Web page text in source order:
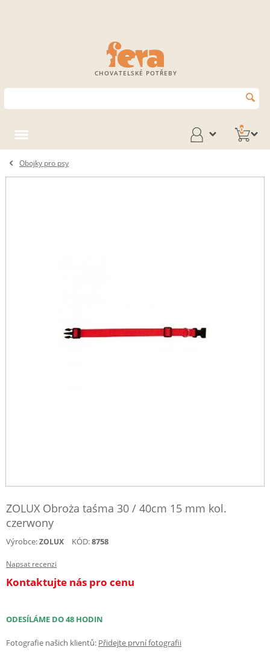
CHOVATELSKÉ POTŘEBY
0
Obojky pro psy
ZOLUX Obroża taśma 30 / 40cm 15 mm kol.
czerwony
Výrobce:ZOLUX KÓD:8758
Napsat recenzi
Kontaktujte nás pro cenu
ODESÍLÁME DO 48 HODIN
Fotografie našich klientů: Přidejte první fotografii